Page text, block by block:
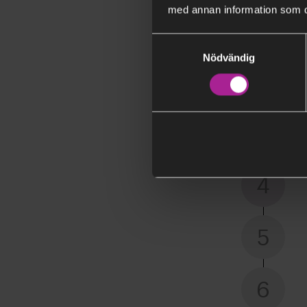
med annan information som
Nödvändig
1
3
4
5
6